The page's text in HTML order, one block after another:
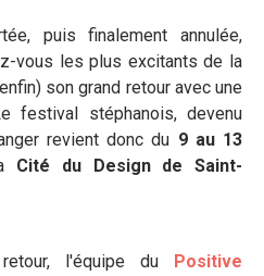
puis finalement annulée,
vous les plus excitants de la
son grand retour avec une
festival stéphanois, devenu
revient donc du 9 au 13
Cité du Design de Saint-
l'équipe du
Positive